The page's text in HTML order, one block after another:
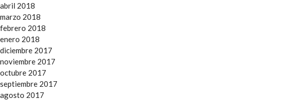
abril 2018
marzo 2018
febrero 2018
enero 2018
diciembre 2017
noviembre 2017
octubre 2017
septiembre 2017
agosto 2017